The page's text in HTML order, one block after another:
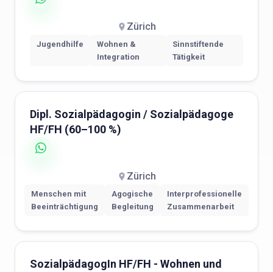
Zürich
Jugendhilfe
Wohnen &
Integration
Sinnstiftende
Tätigkeit
Dipl. Sozialpädagogin / Sozialpädagoge
HF/FH (60–100 %)
Zürich
Menschen mit
Beeinträchtigung
Agogische
Begleitung
Interprofessionelle
Zusammenarbeit
SozialpädagogIn HF/FH - Wohnen und